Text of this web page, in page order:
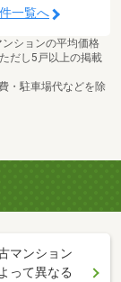
一覧へ
ションの平均価格
だし5戸以上の掲載
・駐車場代などを除
マンション
って異なる